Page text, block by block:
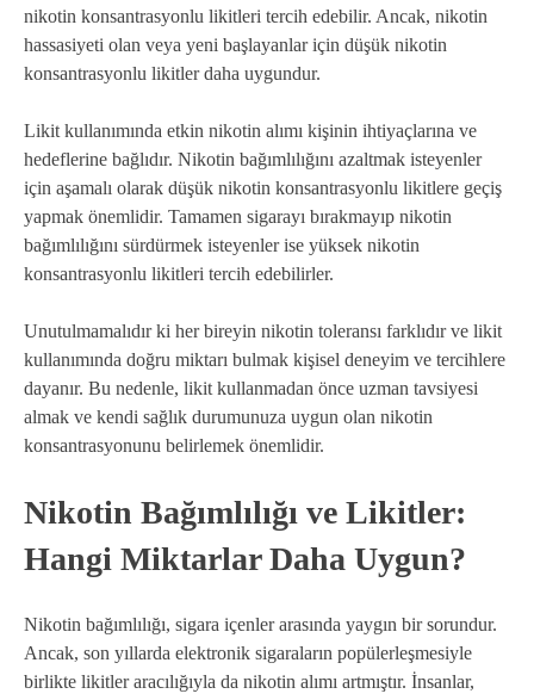
nikotin konsantrasyonlu likitleri tercih edebilir. Ancak, nikotin
hassasiyeti olan veya yeni başlayanlar için düşük nikotin
konsantrasyonlu likitler daha uygundur.
Likit kullanımında etkin nikotin alımı kişinin ihtiyaçlarına ve
hedeflerine bağlıdır. Nikotin bağımlılığını azaltmak isteyenler
için aşamalı olarak düşük nikotin konsantrasyonlu likitlere geçiş
yapmak önemlidir. Tamamen sigarayı bırakmayıp nikotin
bağımlılığını sürdürmek isteyenler ise yüksek nikotin
konsantrasyonlu likitleri tercih edebilirler.
Unutulmamalıdır ki her bireyin nikotin toleransı farklıdır ve likit
kullanımında doğru miktarı bulmak kişisel deneyim ve tercihlere
dayanır. Bu nedenle, likit kullanmadan önce uzman tavsiyesi
almak ve kendi sağlık durumunuza uygun olan nikotin
konsantrasyonunu belirlemek önemlidir.
Nikotin Bağımlılığı ve Likitler:
Hangi Miktarlar Daha Uygun?
Nikotin bağımlılığı, sigara içenler arasında yaygın bir sorundur.
Ancak, son yıllarda elektronik sigaraların popülerleşmesiyle
birlikte likitler aracılığıyla da nikotin alımı artmıştır. İnsanlar,